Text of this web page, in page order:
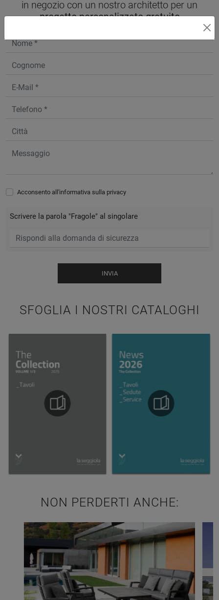
SFOGLIA I NOSTRI CATALOGHI
in negozio con un nostro architetto per un
progetto personalizzato gratuito
Acconsento all'informativa sulla privacy
Scrivere la parola "Fragole" al singolare
INVIA
NON PERDERTI ANCHE: